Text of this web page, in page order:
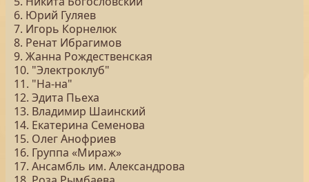
6. Юрий Гуляев
7. Игорь Корнелюк
8. Ренат Ибрагимов
9. Жанна Рождественская
10. "Электроклуб"
11. "На-на"
12. Эдита Пьеха
13. Владимир Шаинский
14. Екатерина Семенова
15. Олег Анофриев
16. Группа «Мираж»
17. Ансамбль им. Александрова